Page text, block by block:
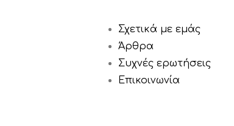
Σχετικά με εμάς
Άρθρα
Συχνές ερωτήσεις
Επικοινωνία